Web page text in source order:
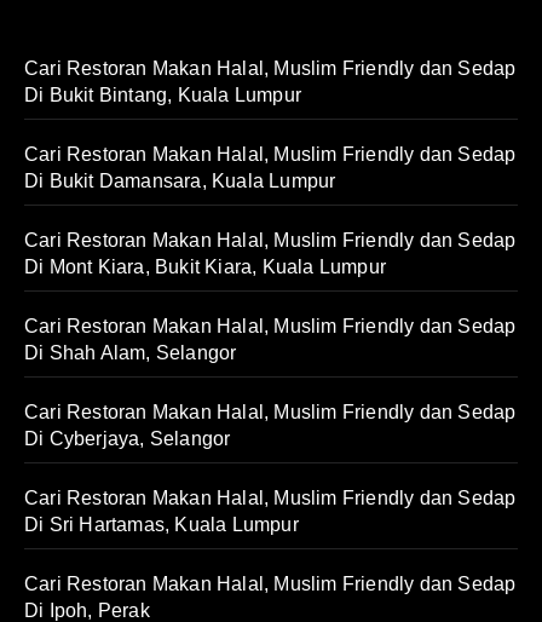
Cari Restoran Makan Halal, Muslim Friendly dan Sedap
Di Bukit Bintang, Kuala Lumpur
Cari Restoran Makan Halal, Muslim Friendly dan Sedap
Di Bukit Damansara, Kuala Lumpur
Cari Restoran Makan Halal, Muslim Friendly dan Sedap
Di Mont Kiara, Bukit Kiara, Kuala Lumpur
Cari Restoran Makan Halal, Muslim Friendly dan Sedap
Di Shah Alam, Selangor
Cari Restoran Makan Halal, Muslim Friendly dan Sedap
Di Cyberjaya, Selangor
Cari Restoran Makan Halal, Muslim Friendly dan Sedap
Di Sri Hartamas, Kuala Lumpur
Cari Restoran Makan Halal, Muslim Friendly dan Sedap
Di Ipoh, Perak